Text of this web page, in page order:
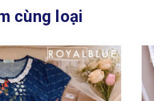
cùng loại